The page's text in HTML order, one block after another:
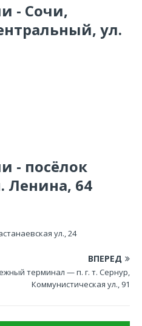
- Сочи,
ул.
- посёлок
Ленина, 64
ул., 24
ВПЕРЕД
терминал — п. г. т. Сернур,
Коммунистическая ул., 91